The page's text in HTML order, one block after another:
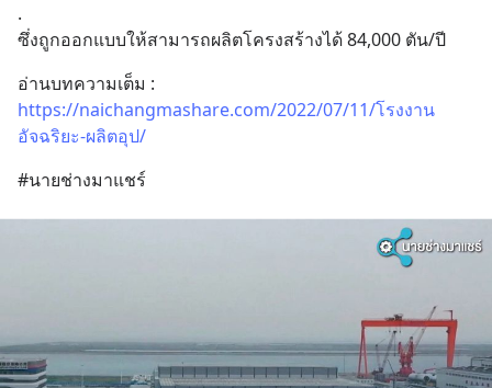
.
ซึ่งถูกออกแบบให้สามารถผลิตโครงสร้างได้ 84,000 ตัน/ปี
https://naichangmashare.com/2022/07/11/โรงงาน
อัจฉริยะ-ผลิตอุป/
#นายช่างมาแชร์